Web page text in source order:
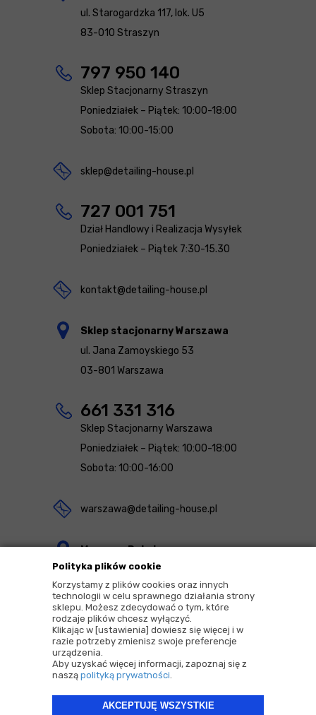
Polityka plików cookie
Korzystamy z plików cookies oraz innych
technologii w celu sprawnego działania strony
sklepu. Możesz zdecydować o tym, które
rodzaje plików chcesz wyłączyć.
Klikając w [ustawienia] dowiesz się więcej i w
razie potrzeby zmienisz swoje preferencje
urządzenia.
Aby uzyskać więcej informacji, zapoznaj się z
naszą polityką prywatności.
AKCEPTUJĘ WSZYSTKIE
ul. Starogardzka 117, lok. U5
83-010 Straszyn
797 950 140
Sklep Stacjonarny Straszyn
Poniedziałek – Piątek: 10:00-18:00
Sobota: 10:00-15:00
sklep@detailing-house.pl
727 001 751
Dział Handlowy i Realizacja Wysyłek
Poniedziałek – Piątek 7:30-15.30
kontakt@detailing-house.pl
Sklep stacjonarny Warszawa
ul. Jana Zamoyskiego 53
03-801 Warszawa
661 331 316
Sklep Stacjonarny Warszawa
Poniedziałek – Piątek: 10:00-18:00
Sobota: 10:00-16:00
warszawa@detailing-house.pl
Magazyn Rekcin
Nomos Sp. z o.o. sp.k.
ul. Agrestowa 1
83-010 Rekcin
2026 © Copyrights by |Detailing House